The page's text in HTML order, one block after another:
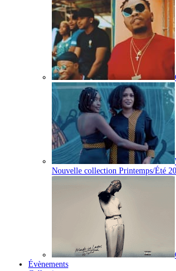
Nouvelle collection Printemps/Été
Évènements